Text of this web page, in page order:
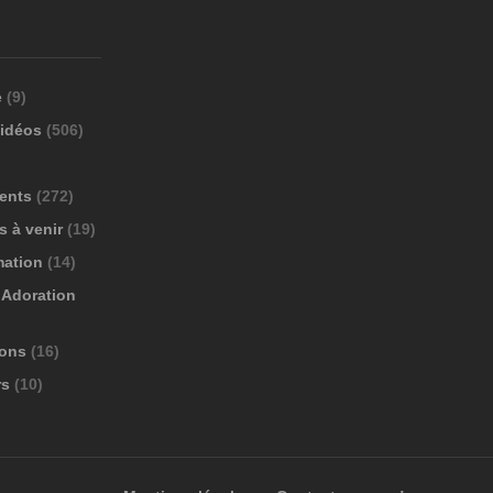
(9)
(506)
(272)
à venir (19)
(14)
(16)
(10)